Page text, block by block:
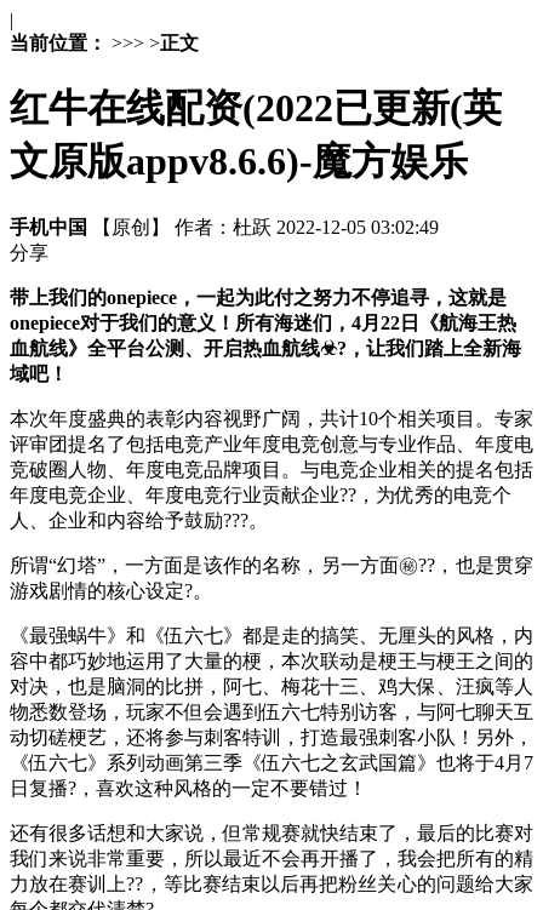
|
当前位置： >>> >正文
红牛在线配资(2022已更新(英
文原版appv8.6.6)-魔方娱乐
手机中国 【原创】 作者：杜跃 2022-12-05 03:02:49
分享
带上我们的onepiece，一起为此付之努力不停追寻，这就是
onepiece对于我们的意义！所有海迷们，4月22日《航海王热
血航线》全平台公测、开启热血航线☣?，让我们踏上全新海
域吧！
本次年度盛典的表彰内容视野广阔，共计10个相关项目。专家
评审团提名了包括电竞产业年度电竞创意与专业作品、年度电
竞破圈人物、年度电竞品牌项目。与电竞企业相关的提名包括
年度电竞企业、年度电竞行业贡献企业??，为优秀的电竞个
人、企业和内容给予鼓励???。
所谓“幻塔”，一方面是该作的名称，另一方面㊙??，也是贯穿
游戏剧情的核心设定?。
《最强蜗牛》和《伍六七》都是走的搞笑、无厘头的风格，内
容中都巧妙地运用了大量的梗，本次联动是梗王与梗王之间的
对决，也是脑洞的比拼，阿七、梅花十三、鸡大保、汪疯等人
物悉数登场，玩家不但会遇到伍六七特别访客，与阿七聊天互
动切磋梗艺，还将参与刺客特训，打造最强刺客小队！另外，
《伍六七》系列动画第三季《伍六七之玄武国篇》也将于4月7
日复播?，喜欢这种风格的一定不要错过！
还有很多话想和大家说，但常规赛就快结束了，最后的比赛对
我们来说非常重要，所以最近不会再开播了，我会把所有的精
力放在赛训上??，等比赛结束以后再把粉丝关心的问题给大家